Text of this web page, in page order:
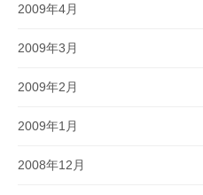
2009年4月
2009年3月
2009年2月
2009年1月
2008年12月